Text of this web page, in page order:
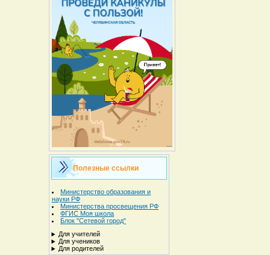
Полезные ссылки
Министерство образования и
науки РФ
Министерства просвещения РФ
ФГИС Моя школа
Блок "Сетевой город"
Для учителей
Для учеников
Для родителей